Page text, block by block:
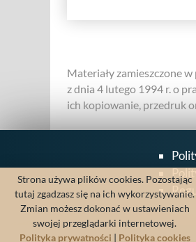
Materiały zamieszczone
z dnia 4 lutego 1994 r. o
ich kopiowanie, przedruk
Strona używa plików cookies. Pozostając
tutaj zgadzasz się na ich wykorzystywanie.
Zmian możesz dokonać w ustawieniach
swojej przeglądarki internetowej.
Polityka prywatności | Polityka cookies